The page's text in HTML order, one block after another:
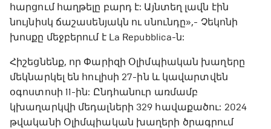
հարցում հաղթելը բարդ է: Այնտեղ լավն էին
նույնիսկ ճաշասենյակն ու սնունդը»,- Չեկոնի
խոսքը մեջբերում է La Repubblica-ն:
Հիշեցնենք, որ Փարիզի Օլիմպիական խաղերը
մեկնարկել են հուլիսի 27-ին և կավարտվեն
օգոստոսի 11-ին: Ընդհանուր առմամբ
կխաղարկվի մեդալների 329 հավաքածու: 2024
թվականի Օլիմպիական խաղերի ծրագրում